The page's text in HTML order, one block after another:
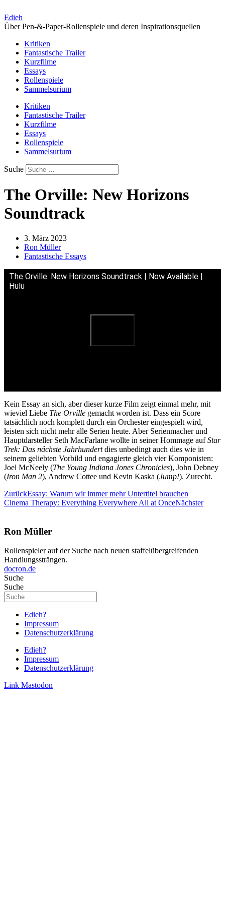
Inhalt
springen
Edieh
Über Pen-&-Paper-Rollenspiele und deren Inspirationsquellen
Kritiken
Fantastische Trailer
Kurzfilme
Essays
Rollenspiele
Sammelsurium
Kritiken
Fantastische Trailer
Kurzfilme
Essays
Rollenspiele
Sammelsurium
Suche
The Orville: New Horizons
Soundtrack
3. März 2023
Ron Müller
Fantastische Essays
The Orville: New Horizons Soundtrack | Now Available |
Hulu
Kein Essay an sich, aber dieser kurze Film zeigt einmal mehr, mit
wieviel Liebe The Orville gemacht worden ist. Dass ein Score
tatsächlich noch komplett durch ein Orchester eingespielt wird,
leisten sich nicht mehr alle Serien heute. Aber Serienmacher und
Hauptdarsteller Seth MacFarlane wollte in seiner Hommage aufStar
Trek: Das nächste Jahrhundertdies unbedingt auch dies wie in
seinem geliebten Vorbild und engagierte gleich vier Komponisten:
Joel McNeely (The Young Indiana Jones Chronicles), John Debney
(Iron Man 2), Andrew Cottee und Kevin Kaska (Jump!). Zurecht.
ZurückEssay: Warum wir immer mehr Untertitel brauchen
Cinema Therapy: Everything Everywhere All at OnceNächster
Ron Müller
Rollenspieler auf der Suche nach neuen staffelübergreifenden
Handlungssträngen.
docron.de
Suche
Suche
Edieh?
Impressum
Datenschutzerklärung
Edieh?
Impressum
Datenschutzerklärung
Link Mastodon